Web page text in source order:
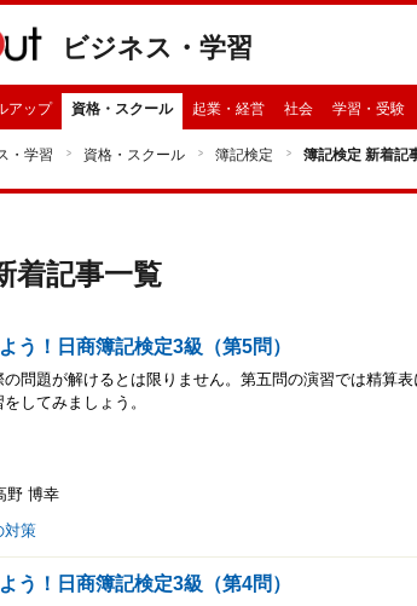
ビジネス・学習
アップ 資格・スクール 起業・経営 社会 学習・受験
・学習 資格・スクール 簿記検定 簿記検定 新着記
着記事一覧
う！日商簿記検定3級（第5問）
問題が解けるとは限りません。第五問の演習では精算
してみましょう。
野 博幸
対策
う！日商簿記検定3級（第4問）